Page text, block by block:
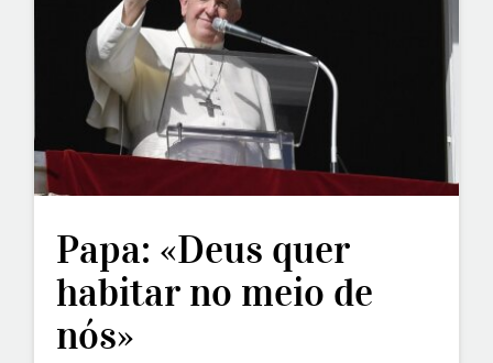
Papa: «Deus quer
habitar no meio de
nós»